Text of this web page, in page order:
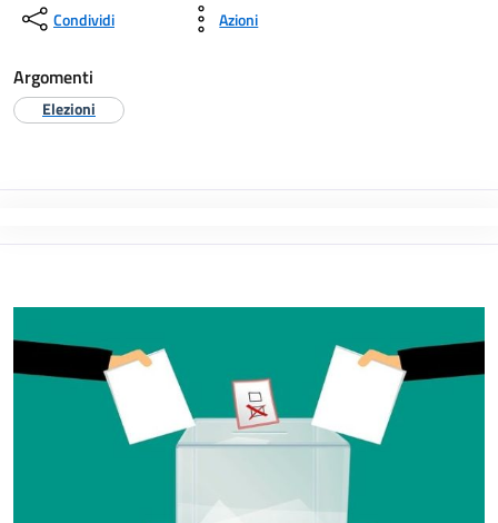
Condividi Azioni
Argomenti
Elezioni